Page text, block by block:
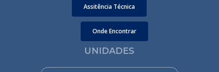
Assitência Técnica
Onde Encontrar
UNIDADES